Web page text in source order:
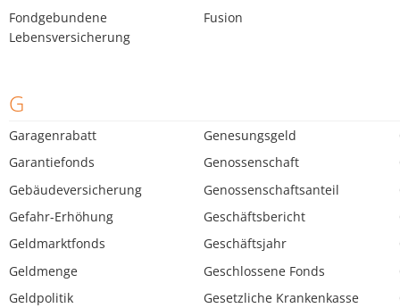
Fondgebundene
Lebensversicherung
Fusion
G
Garagenrabatt
Garantiefonds
Gebäudeversicherung
Gefahr-Erhöhung
Geldmarktfonds
Geldmenge
Geldpolitik
Genesungsgeld
Genossenschaft
Genossenschaftsanteil
Geschäftsbericht
Geschäftsjahr
Geschlossene Fonds
Gesetzliche Krankenkasse